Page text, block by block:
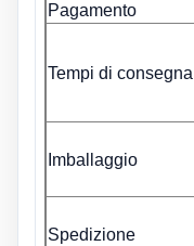
Pagamento
Tempi di consegna
Imballaggio
Spedizione